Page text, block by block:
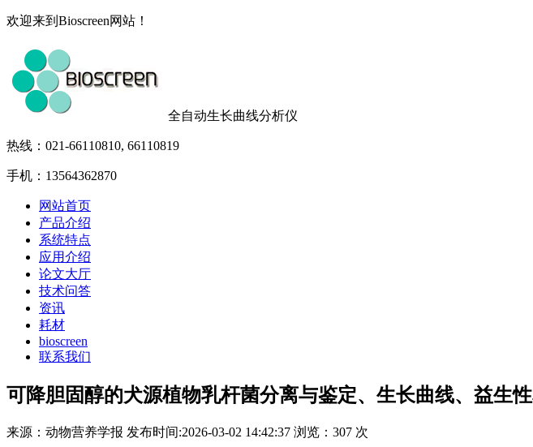
欢迎来到Bioscreen网站！
全自动生长曲线分析仪
热线：021-66110810, 66110819
手机：13564362870
网站首页
产品介绍
系统特点
应用介绍
论文大厅
技术问答
资讯
耗材
bioscreen
联系我们
可降胆固醇的犬源植物乳杆菌分离与鉴定、生长曲线、益生性
来源： 动物营养学报 发布时间:2026-03-02 14:42:37 浏览： 307 次